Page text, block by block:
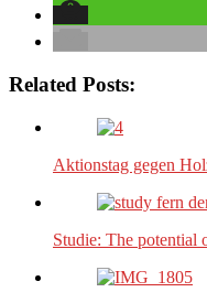
Related Posts:
Aktionstag gegen
Studie: The